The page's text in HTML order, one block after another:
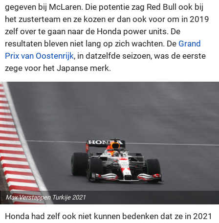
gegeven bij McLaren. Die potentie zag Red Bull ook bij
het zusterteam en ze kozen er dan ook voor om in 2019
zelf over te gaan naar de Honda power units. De
resultaten bleven niet lang op zich wachten. De Grand
Prix van Oostenrijk, in datzelfde seizoen, was de eerste
zege voor het Japanse merk.
Max Verstappen Turkije 2021
Honda had zelf ook niet kunnen bedenken dat ze in 2021